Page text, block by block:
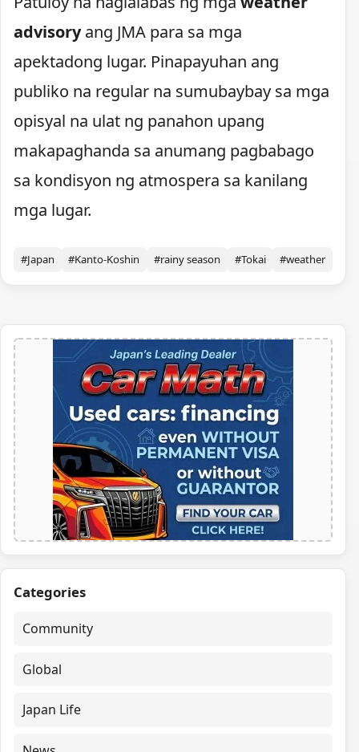
advisoryang JMA para sa mga
apektadong lugar. Pinapayuhan ang
publiko na regular na sumubaybay sa mga
opisyal na ulat ng panahon upang
makapaghanda sa anumang pagbabago
sa kondisyon ng atmospera sa kanilang
mga lugar.
#Japan #Kanto-Koshin #rainy season #Tokai #weather
Categories
Community
Global
Japan Life